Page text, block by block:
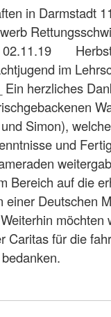
in Darmstadt
02.11.19
im
Ein herzliches
Simon),
und
Bereich auf die
einer Deutschen
möchten
Caritas für die